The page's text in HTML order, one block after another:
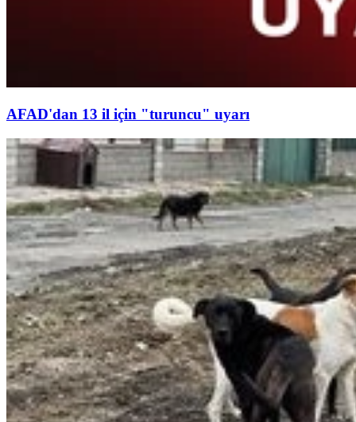
AFAD'dan 13 il için "turuncu" uyarı